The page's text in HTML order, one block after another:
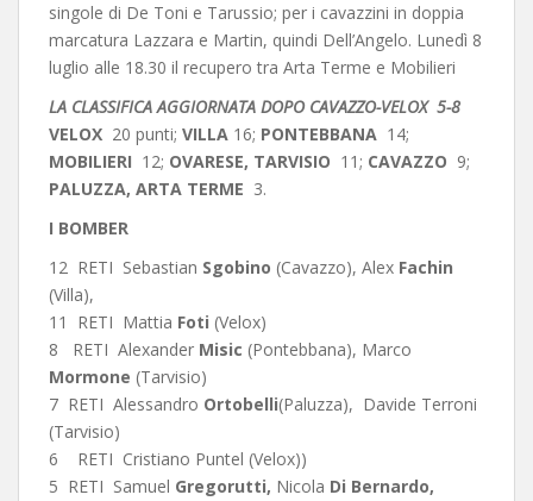
singole di De Toni e Tarussio; per i cavazzini in doppia
marcatura Lazzara e Martin, quindi Dell’Angelo. Lunedì 8
luglio alle 18.30 il recupero tra Arta Terme e Mobilieri
LA CLASSIFICA AGGIORNATA DOPO CAVAZZO-VELOX 5-8
VELOX 20 punti; VILLA 16; PONTEBBANA 14;
MOBILIERI 12; OVARESE, TARVISIO 11; CAVAZZO 9;
PALUZZA, ARTA TERME 3.
I BOMBER
12 RETI Sebastian Sgobino (Cavazzo), Alex Fachin
(Villa),
11 RETI Mattia Foti (Velox)
8 RETI Alexander Misic (Pontebbana), Marco
Mormone (Tarvisio)
7 RETI Alessandro Ortobelli(Paluzza), Davide Terroni
(Tarvisio)
6 RETI Cristiano Puntel (Velox))
5 RETI Samuel Gregorutti, Nicola Di Bernardo,